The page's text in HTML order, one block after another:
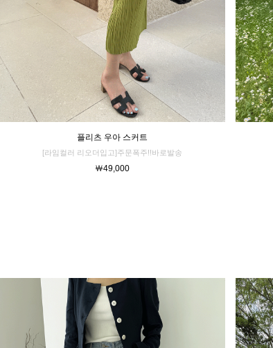
플리츠 우아 스커트
[라임컬러 리오더입고]주문폭주!!바로발송
￦49,000